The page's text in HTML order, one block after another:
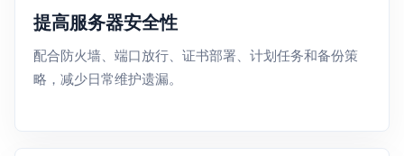
提高服务器安全性
配合防火墙、端口放行、证书部署、计划任务和备份策
略，减少日常维护遗漏。